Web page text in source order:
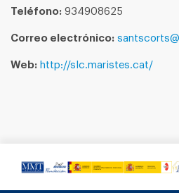
Teléfono: 934908625
Correo electrónico:
Web: http://slc.maristes.cat/